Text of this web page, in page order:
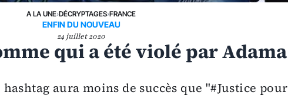
A LA UNE›DÉCRYPTAGES›FRANCE
ENFIN DU NOUVEAU
24 juillet 2020
qui a été violé par Adama
aura moins de succès que "#Justice pour